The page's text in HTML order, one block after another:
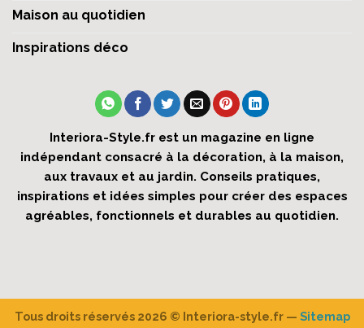
Maison au quotidien
Inspirations déco
Interiora-Style.fr est un magazine en ligne
indépendant consacré à la décoration, à la maison,
aux travaux et au jardin. Conseils pratiques,
inspirations et idées simples pour créer des espaces
agréables, fonctionnels et durables au quotidien.
Tous droits réservés 2026 © Interiora-style.fr— Sitemap